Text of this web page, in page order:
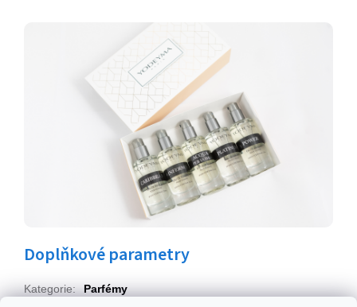
Doplňkové parametry
Kategorie:
Parfémy